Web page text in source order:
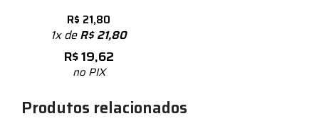
R$ 21,80
1x deR$21,80
R$19,62
no PIX
Produtos relacionados